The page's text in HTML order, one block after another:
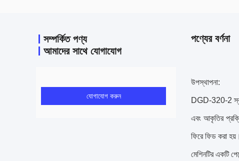
সম্পর্কিত পণ্য
আমাদের সাথে যোগাযোগ
যোগাযোগ করুন
পণ্যের বর্ণনা
উপস্থাপনা:
DGD-320-2
এবং আকৃতির
ফিরে ফিড করা
মেশিনটির একটি